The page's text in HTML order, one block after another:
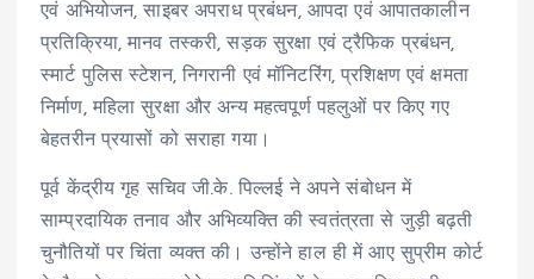
एवं अभियोजन, साइबर अपराध प्रबंधन, आपदा एवं आपातकालीन
प्रतिक्रिया, मानव तस्करी, सड़क सुरक्षा एवं ट्रैफिक प्रबंधन,
स्मार्ट पुलिस स्टेशन, निगरानी एवं मॉनिटरिंग, प्रशिक्षण एवं क्षमता
निर्माण, महिला सुरक्षा और अन्य महत्वपूर्ण पहलुओं पर किए गए
बेहतरीन प्रयासों को सराहा गया।
पूर्व केंद्रीय गृह सचिव जी.के. पिल्लई ने अपने संबोधन में
साम्प्रदायिक तनाव और अभिव्यक्ति की स्वतंत्रता से जुड़ी बढ़ती
चुनौतियों पर चिंता व्यक्त की। उन्होंने हाल ही में आए सुप्रीम कोर्ट